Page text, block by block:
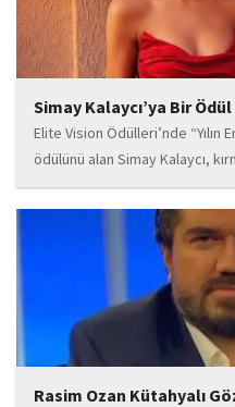
Simay Kalaycı’ya Bir
Elite Vision Ödülleri’nde “Yılın
ödülünü alan Simay Kalaycı,
geceye damga vurdu. Takı
Wilma...
Rasim Ozan Kütahyalı